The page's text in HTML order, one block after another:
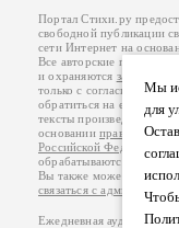
Мы
для
Портал Стихи.ру
свободной публикации
сети Интернет на
Все авторские права на
и охраняются законом
.
только с согласия его
обратиться на его
тексты произведений
основанииправил
Российской Федерации
обрабатываются на
Вы также можете
связаться с
Ежедневная аудитория